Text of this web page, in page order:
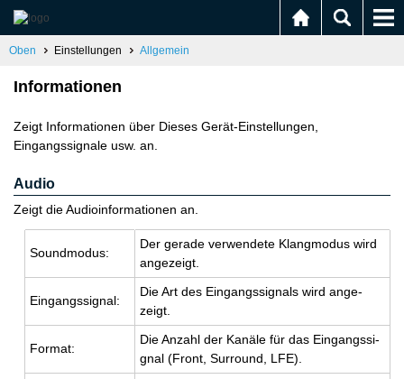
Oben Einstellungen Allgemein
Informationen
Zeigt Informationen über Dieses Gerät-Einstellungen,
Eingangssignale usw. an.
Audio
Zeigt die Audioinformationen an.
Sound­mo­dus:
Der ge­ra­de ver­wen­de­te Klang­mo­dus wird
an­ge­zeigt.
Ein­gangs­si­gnal:
Die Art des Ein­gangs­si­gnals wird an­ge­
zeigt.
For­mat:
Die An­zahl der Ka­nä­le für das Ein­gangs­si­
gnal (Front, Sur­round, LFE).